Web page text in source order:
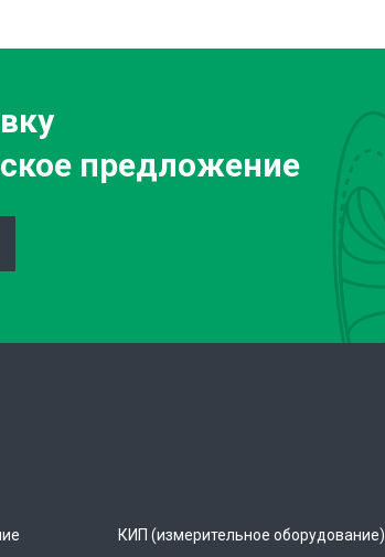
предложение
КИП (измерительное оборудование)